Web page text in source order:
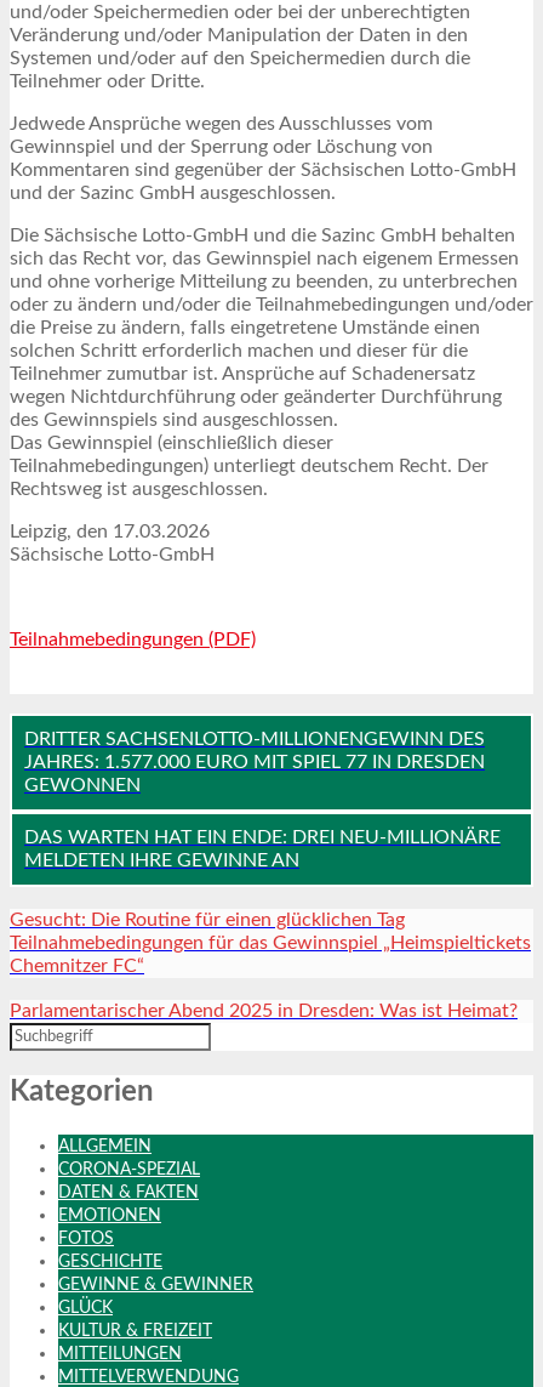
und/oder Speichermedien oder bei der unberechtigten
Veränderung und/oder Manipulation der Daten in den
Systemen und/oder auf den Speichermedien durch die
Teilnehmer oder Dritte.
Jedwede Ansprüche wegen des Ausschlusses vom
Gewinnspiel und der Sperrung oder Löschung von
Kommentaren sind gegenüber der Sächsischen Lotto-GmbH
und der Sazinc GmbH ausgeschlossen.
Die Sächsische Lotto-GmbH und die Sazinc GmbH behalten
sich das Recht vor, das Gewinnspiel nach eigenem Ermessen
und ohne vorherige Mitteilung zu beenden, zu unterbrechen
oder zu ändern und/oder die Teilnahmebedingungen und/oder
die Preise zu ändern, falls eingetretene Umstände einen
solchen Schritt erforderlich machen und dieser für die
Teilnehmer zumutbar ist. Ansprüche auf Schadenersatz
wegen Nichtdurchführung oder geänderter Durchführung
des Gewinnspiels sind ausgeschlossen.
Das Gewinnspiel (einschließlich dieser
Teilnahmebedingungen) unterliegt deutschem Recht. Der
Rechtsweg ist ausgeschlossen.
Leipzig, den 17.03.2026
Sächsische Lotto-GmbH
Teilnahmebedingungen (PDF)
DRITTER SACHSENLOTTO-MILLIONENGEWINN DES
JAHRES: 1.577.000 EURO MIT SPIEL 77 IN DRESDEN
GEWONNEN
DAS WARTEN HAT EIN ENDE: DREI NEU-MILLIONÄRE
MELDETEN IHRE GEWINNE AN
Gesucht: Die Routine für einen glücklichen Tag
Teilnahmebedingungen für das Gewinnspiel „Heimspieltickets
Chemnitzer FC“
Parlamentarischer Abend 2025 in Dresden: Was ist Heimat?
Kategorien
ALLGEMEIN
CORONA-SPEZIAL
DATEN & FAKTEN
EMOTIONEN
FOTOS
GESCHICHTE
GEWINNE & GEWINNER
GLÜCK
KULTUR & FREIZEIT
MITTEILUNGEN
MITTELVERWENDUNG